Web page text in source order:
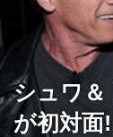
シュワ＆
が初対面